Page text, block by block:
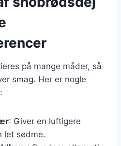
på mange måder, så
smag. Her er nogle
: Giver en luftigere
let sødme.